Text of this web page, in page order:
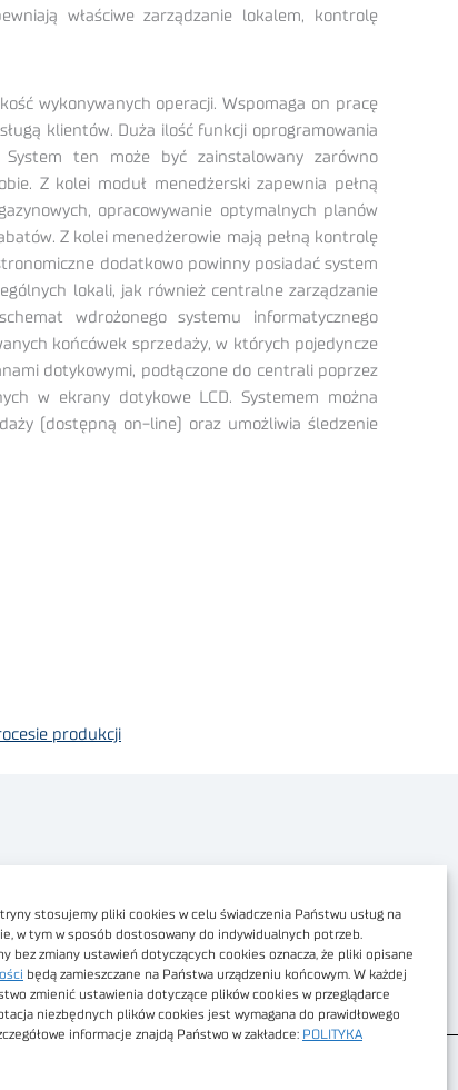
stosujemy pliki cookies w celu świadczenia Państwu usług na
w tym w sposób dostosowany do indywidualnych potrzeb.
bez zmiany ustawień dotyczących cookies oznacza, że pliki opisane
będą zamieszczane na Państwa urządzeniu końcowym. W każdej
zmienić ustawienia dotyczące plików cookies w przeglądarce
niezbędnych plików cookies jest wymagana do prawidłowego
informacje znajdą Państwo w zakładce: POLITYKA
właściwe zarządzanie lokalem, kontrolę
wykonywanych operacji. Wspomaga on pracę
klientów. Duża ilość funkcji oprogramowania
ten może być zainstalowany zarówno
Z kolei moduł menedżerski zapewnia pełną
opracowywanie optymalnych planów
Z kolei menedżerowie mają pełną kontrolę
dodatkowo powinny posiadać system
lokali, jak również centralne zarządzanie
wdrożonego systemu informatycznego
końcówek sprzedaży, w których pojedyncze
dotykowymi, podłączone do centrali poprzez
w ekrany dotykowe LCD. Systemem można
(dostępną on-line) oraz umożliwia śledzenie
produkcji
cyfrowa
Portalu
sklepu